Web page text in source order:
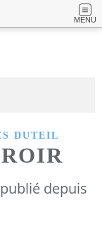
MENU
DUTEIL
depuis